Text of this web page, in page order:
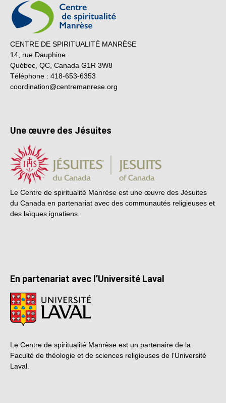
CENTRE DE SPIRITUALITÉ MANRÈSE
14, rue Dauphine
Québec, QC, Canada G1R 3W8
Téléphone : 418-653-6353
coordination@centremanrese.org
Une œuvre des Jésuites
Le Centre de spiritualité Manrèse est une œuvre des Jésuites
du Canada en partenariat avec des communautés religieuses et
des laïques ignatiens.
En partenariat avec l’Université Laval
Le Centre de spiritualité Manrèse est un partenaire de la
Faculté de théologie et de sciences religieuses de l’Université
Laval.